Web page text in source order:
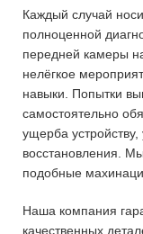
Каждый случай
полноценной
передней камеры
нелёгкое
навыки. Попытки
самостоятельно
ущерба
восстановления.
подобные
Наша компания
качественных